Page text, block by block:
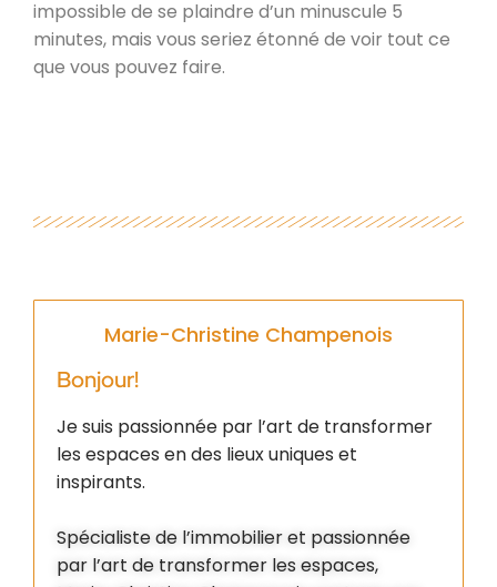
impossible de se plaindre d’un minuscule 5
minutes, mais vous seriez étonné de voir tout ce
que vous pouvez faire.
Marie-Christine Champenois
Bonjour!
Je suis passionnée par l’art de transformer
les espaces en des lieux uniques et
inspirants.
Spécialiste de l’immobilier et passionnée
par l’art de transformer les espaces,